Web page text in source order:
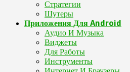
Стратегии
Шутеры
Приложения Для Android
Аудио И Музыка
Виджеты
Для Работы
Инструменты